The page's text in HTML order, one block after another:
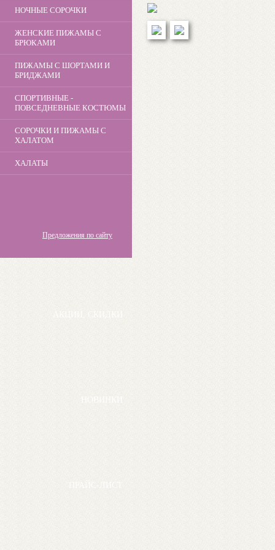
НОЧНЫЕ СОРОЧКИ
ЖЕНСКИЕ ПИЖАМЫ С
БРЮКАМИ
ПИЖАМЫ С ШОРТАМИ И
БРИДЖАМИ
СПОРТИВНЫЕ -
ПОВСЕДНЕВНЫЕ КОСТЮМЫ
СОРОЧКИ И ПИЖАМЫ С
ХАЛАТОМ
ХАЛАТЫ
Предложения по сайту
АКЦИИ, СКИДКИ
НОВИНКИ
ПРАЙС-ЛИСТ